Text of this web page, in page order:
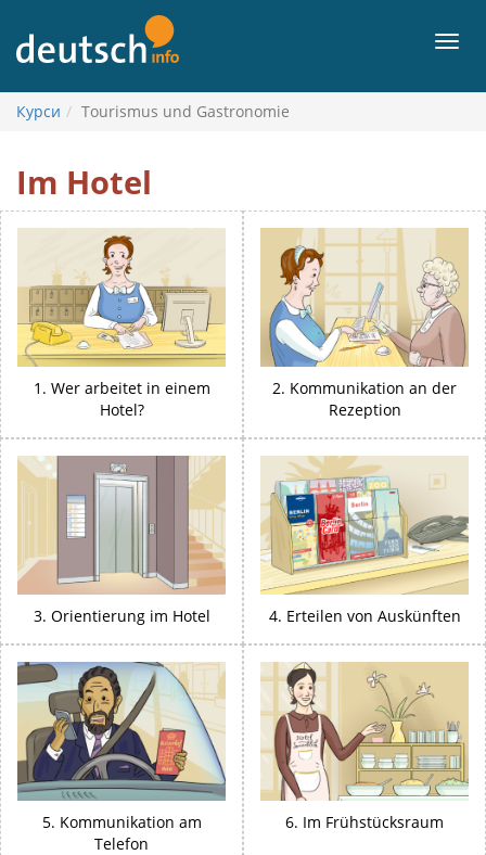
вмісту
Курси Tourismus und Gastronomie
Tourismus
und
Gastronomie
Im Hotel
1. Wer arbeitet in einem
Hotel?
2. Kommunikation an der
Rezeption
3. Orientierung im Hotel 4. Erteilen von Auskünften
5. Kommunikation am
Telefon
6. Im Frühstücksraum